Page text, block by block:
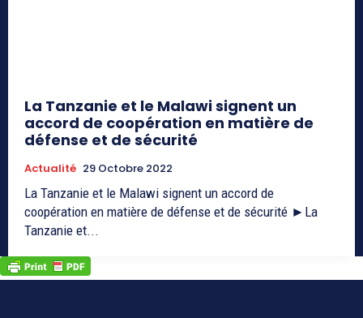
La Tanzanie et le Malawi signent un
accord de coopération en matière de
défense et de sécurité
Actualité 29 Octobre 2022
La Tanzanie et le Malawi signent un accord de
coopération en matière de défense et de sécurité ►La
Tanzanie et...